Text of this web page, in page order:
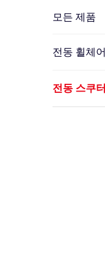
모든 제품
전동 휠체어
전동 스쿠터